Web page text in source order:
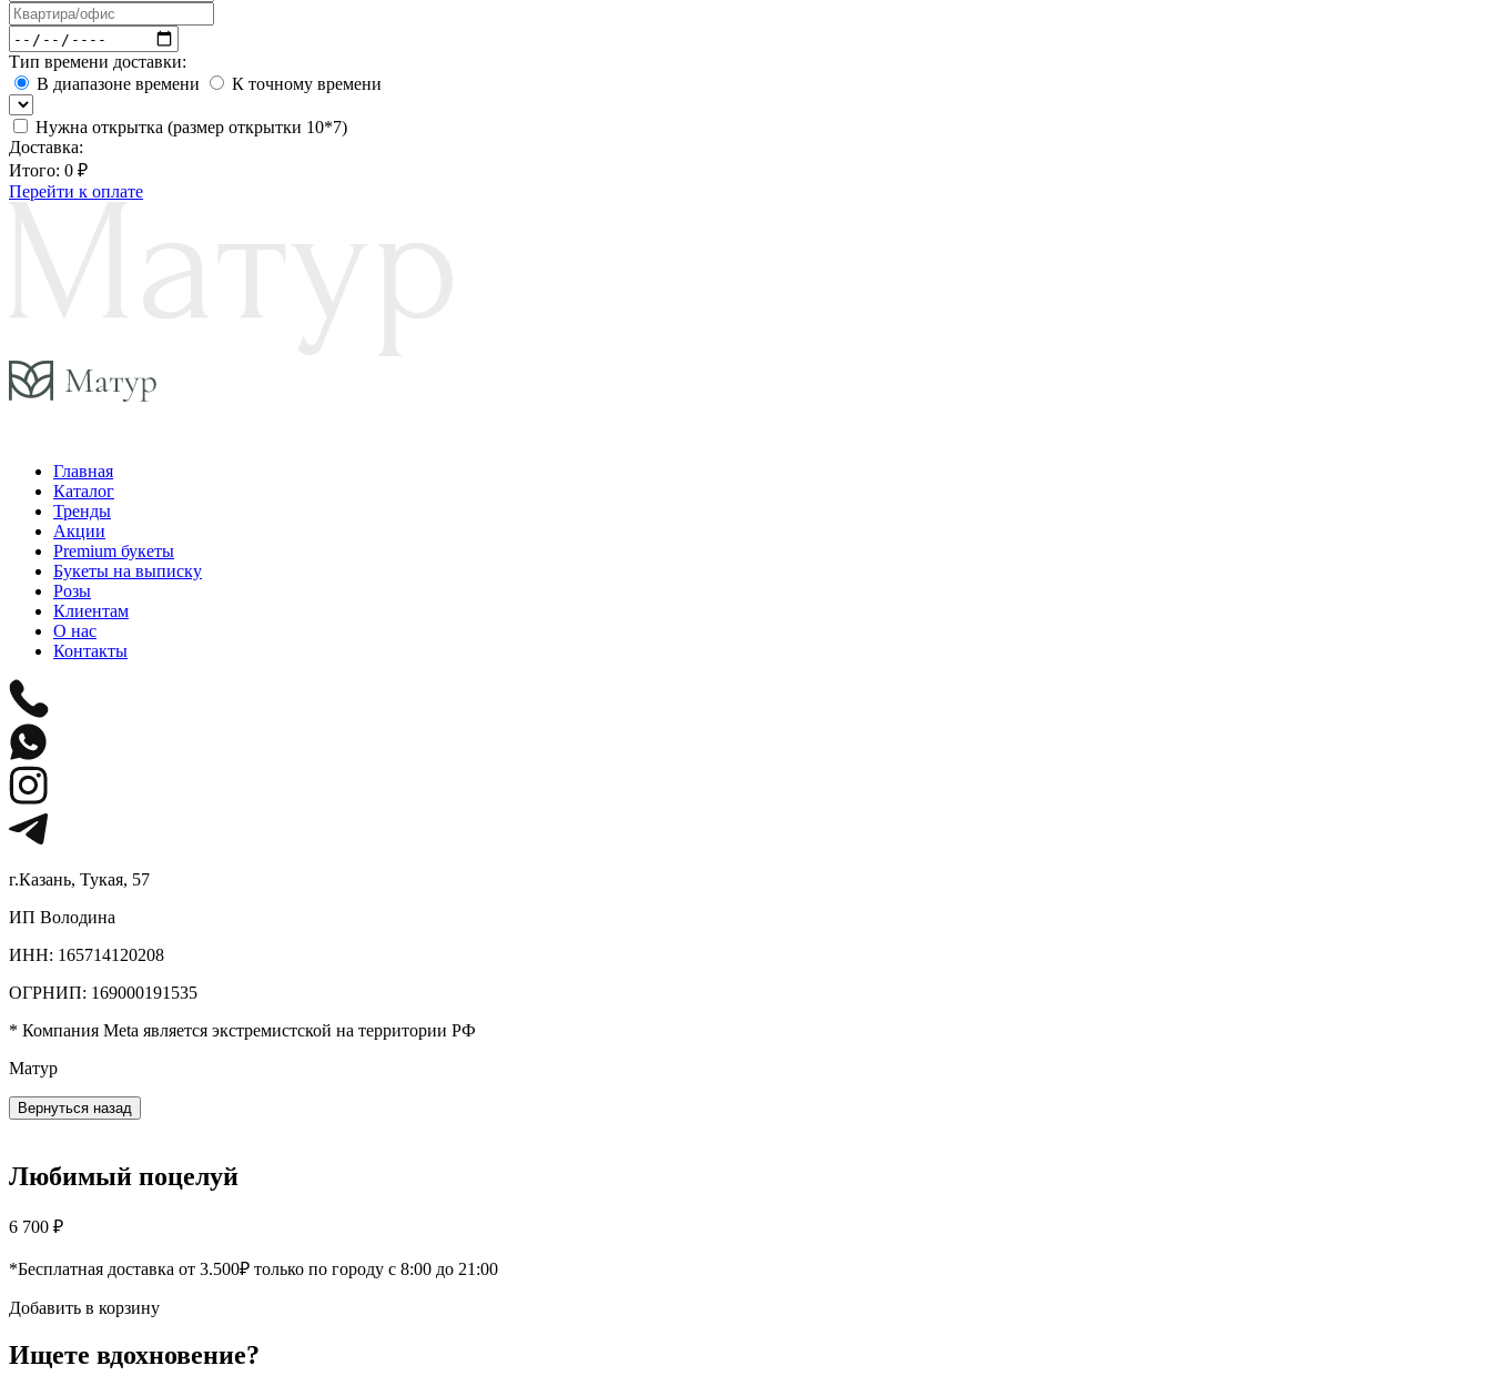
Тип времени доставки:
В диапазоне времени
К точному времени
Нужна открытка (размер открытки 10*7)
Доставка:
Итого: 0 ₽
Перейти к оплате
Главная
Каталог
Тренды
Акции
Premium букеты
Букеты на выписку
Розы
Клиентам
О нас
Контакты
г.Казань, Тукая, 57
ИП Володина
ИНН: 165714120208
ОГРНИП: 169000191535
* Компания Meta является экстремистской на территории РФ
Матур
Вернуться назад
Любимый поцелуй
6 700 ₽
*Бесплатная доставка от 3.500₽ только по городу с 8:00 до 21:00
Добавить в корзину
Ищете вдохновение?